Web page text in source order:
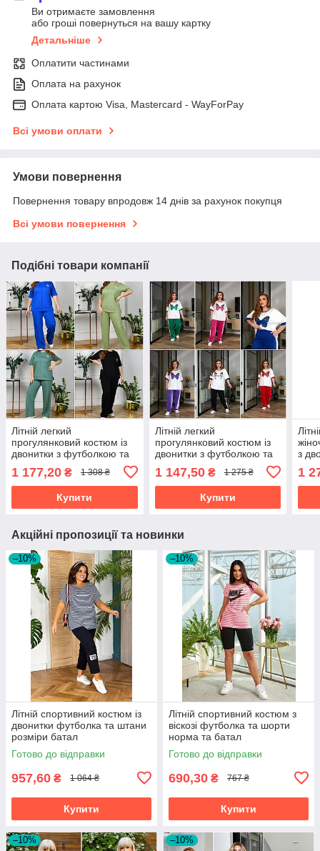
Ви отримаєте замовлення
або гроші повернуться на вашу картку
Детальніше
Оплатити частинами
Оплата на рахунок
Оплата картою Visa, Mastercard - WayForPay
Всі умови оплати
Умови повернення
Повернення товару впродовж 14 днів за рахунок покупця
Всі умови повернення
Подібні товари компанії
Літній легкий
прогулянковий костюм із
двонитки з футболкою та
штанами великі розміри
1 177,20 ₴ 1 308 ₴
Купити
Літній легкий
прогулянковий костюм із
двонитки з футболкою та
штанами великі розміри
1 147,50₴ 1 275 ₴
Купити
з
1
Акційні пропозиції та новинки
–10%
Літній спортивний костюм із
двонитки футболка та штани
розміри батал
Готово до відправки
957,60 ₴ 1 064 ₴
Купити
–10%
Літній спортивний костюм з
віскозі футболка та шорти
норма та батал
Готово до відправки
690,30 ₴ 767 ₴
Купити
–10% –10%